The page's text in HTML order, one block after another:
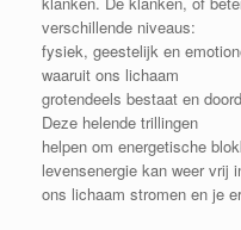
verschillende niveaus:
fysiek, geestelijk en
waaruit ons lichaam
grotendeels bestaat en
Deze helende trillingen
helpen om energetische
levensenergie kan weer vrij
ons lichaam stromen en je